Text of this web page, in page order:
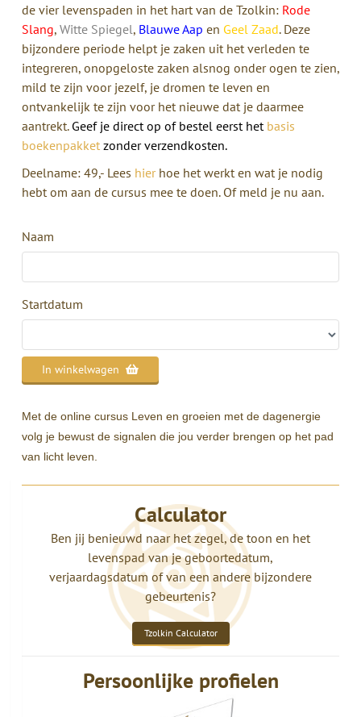
de vier levenspaden in het hart van de Tzolkin: Rode
Slang, Witte Spiegel, Blauwe Aap en Geel Zaad. Deze
bijzondere periode helpt je zaken uit het verleden te
integreren, onopgeloste zaken alsnog onder ogen te zien,
mild te zijn voor jezelf, je dromen te leven en
ontvankelijk te zijn voor het nieuwe dat je daarmee
aantrekt. Geef je direct op of bestel eerst het basis
boekenpakketzonder verzendkosten.
Deelname: 49,- Lees hierhoe het werkt en wat je nodig
hebt om aan de cursus mee te doen. Of meld je nu aan.
Naam
Startdatum
In winkelwagen
Met de online cursus Leven en groeien met de dagenergie
volg je bewust de signalen die jou verder brengen op het pad
van licht leven.
Calculator
Ben jij benieuwd naar het zegel, de toon en het
levenspad van je geboortedatum,
verjaardagsdatum of van een andere bijzondere
gebeurtenis?
Tzolkin Calculator
Persoonlijke profielen